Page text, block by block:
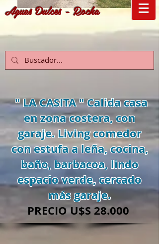
Aguas Dulces - Rocha
" LA CASITA " Calida casa
en zona costera, con
garaje. Living comedor
con estufa a leña, cocina,
baño, barbacoa, lindo
espacio verde, cercado
más garaje.
PRECIO U$S 28.000